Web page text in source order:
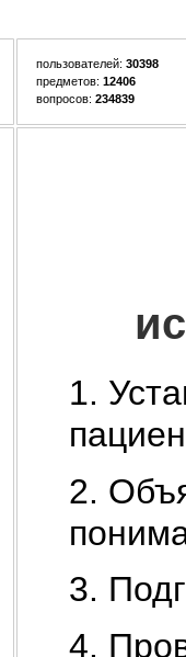
пользователей: 30398
предметов: 12406
вопросов: 234839
1.
2.
3.
4.